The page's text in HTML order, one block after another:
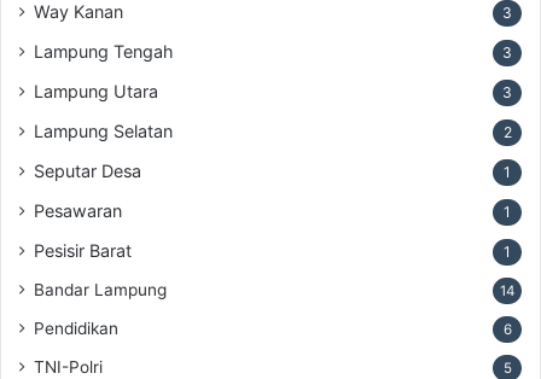
Way Kanan 3
Lampung Tengah 3
Lampung Utara 3
Lampung Selatan 2
Seputar Desa 1
Pesawaran 1
Pesisir Barat 1
Bandar Lampung 14
Pendidikan 6
TNI-Polri 5